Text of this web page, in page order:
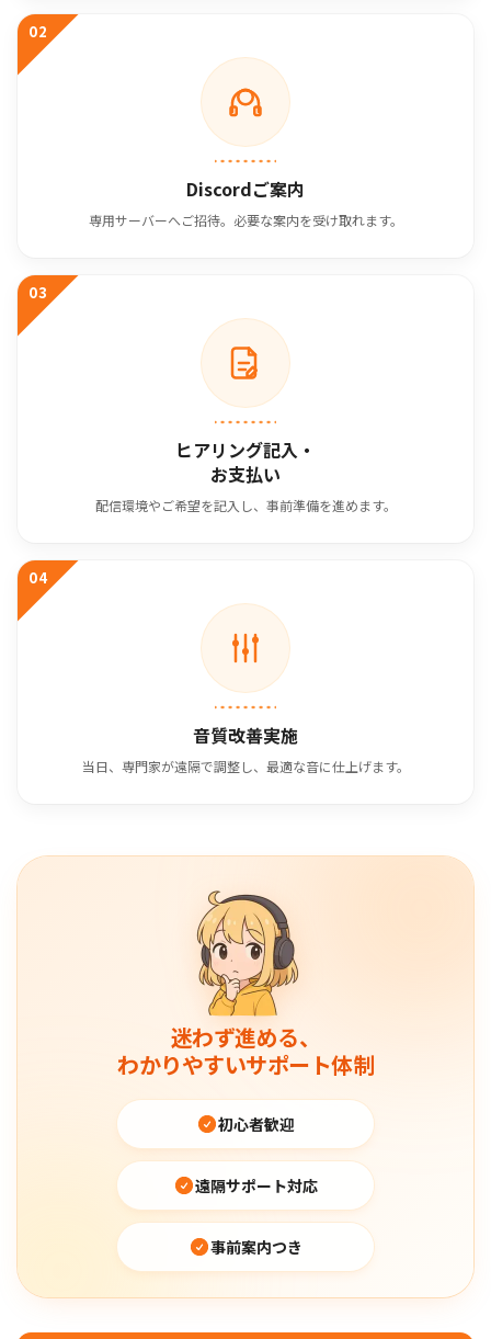
02
Discordご案内
専用サーバーへご招待。必要な案内を受け取れます。
03
ヒアリング記入・
お支払い
配信環境やご希望を記入し、事前準備を進めます。
04
音質改善実施
当日、専門家が遠隔で調整し、最適な音に仕上げます。
迷わず進める、
わかりやすいサポート体制
初心者歓迎
遠隔サポート対応
事前案内つき